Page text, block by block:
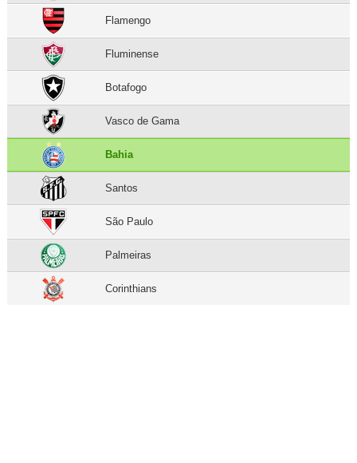
Flamengo
Fluminense
Botafogo
Vasco de Gama
Bahia
Santos
São Paulo
Palmeiras
Corinthians